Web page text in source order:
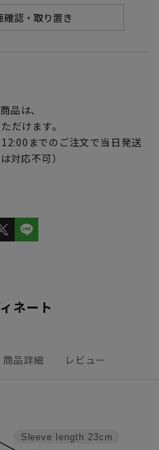
品は、
だけます。
までのご注文で当日発送
対応不可）
ネート
商品詳細 レビュー
Sleeve length 23cm